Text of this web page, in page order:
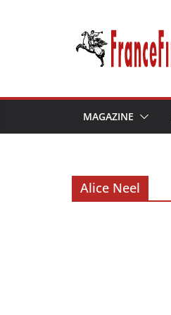
MAGAZINE
Alice Neel